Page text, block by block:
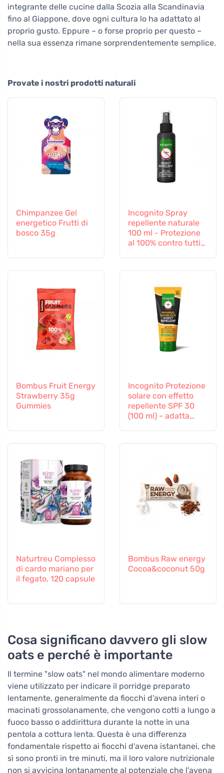
integrante delle cucine dalla Scozia alla Scandinavia
fino al Giappone, dove ogni cultura lo ha adattato al
proprio gusto. Eppure – o forse proprio per questo –
nella sua essenza rimane sorprendentemente semplice.
Provate i nostri prodotti naturali
Chimpanzee Gel
energetico Frutti di
bosco 35g
Incognito Spray
repellente naturale
100 ml - Protezione
al 100% contro tutti
Bombus Fruit Energy
Strawberry 35g
Gummies
Incognito Protezione
solare con effetto
repellente SPF 30
(100 ml) - adatta
Naturtreu Complesso
di cardo mariano per
il fegato, 120 capsule
Bombus Raw energy
Cocoa&coconut 50g
Cosa significano davvero gli slow
oats e perché è importante
Il termine "slow oats" nel mondo alimentare moderno
viene utilizzato per indicare il porridge preparato
lentamente, generalmente da fiocchi d'avena interi o
macinati grossolanamente, che vengono cotti a lungo a
fuoco basso o addirittura durante la notte in una
pentola a cottura lenta. Questa è una differenza
fondamentale rispetto ai fiocchi d'avena istantanei, che
sì sono pronti in tre minuti, ma il loro valore nutrizionale
non si avvicina lontanamente al potenziale che l'avena